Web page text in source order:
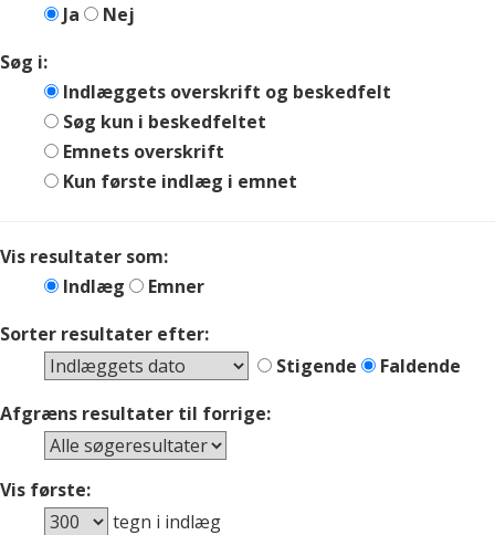
Ja
Nej
Søg i:
Indlæggets overskrift og beskedfelt
Søg kun i beskedfeltet
Emnets overskrift
Kun første indlæg i emnet
Vis resultater som:
Indlæg
Emner
Sorter resultater efter:
Stigende
Faldende
Afgræns resultater til forrige:
Vis første:
tegn i indlæg